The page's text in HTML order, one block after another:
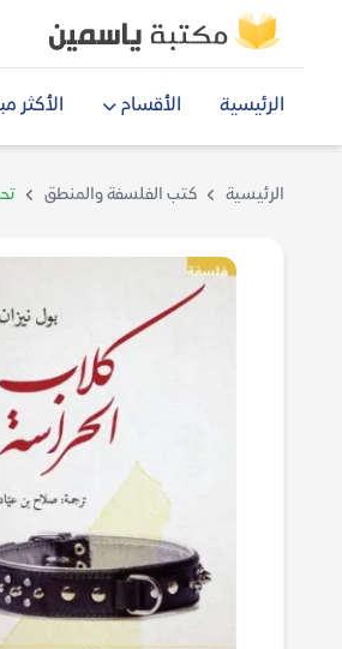
الرئيسية الأقسام الأكثر
الرئيسية كتب الفلسفة والمنطق